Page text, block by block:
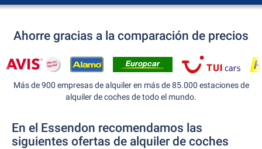
Ahorre gracias a la comparación de precios
Más de 900 empresas de alquiler en más de 85.000 estaciones de
alquiler de coches de todo el mundo.
En el Essendon recomendamos las
siguientes ofertas de alquiler de coches